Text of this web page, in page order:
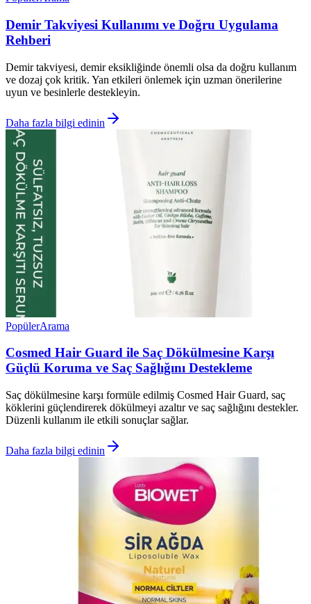
Demir Takviyesi Kullanımı ve Doğru Uygulama
Rehberi
Demir takviyesi, demir eksikliğinde önemli olsa da doğru kullanım
ve dozaj çok kritik. Yan etkileri önlemek için uzman önerilerine
uyun ve besinlerle destekleyin.
Daha fazla bilgi edinin
PopülerArama
Cosmed Hair Guard ile Saç Dökülmesine Karşı
Güçlü Koruma ve Saç Sağlığını Destekleme
Saç dökülmesine karşı formüle edilmiş Cosmed Hair Guard, saç
köklerini güçlendirerek dökülmeyi azaltır ve saç sağlığını destekler.
Düzenli kullanım ile etkili sonuçlar sağlar.
Daha fazla bilgi edinin